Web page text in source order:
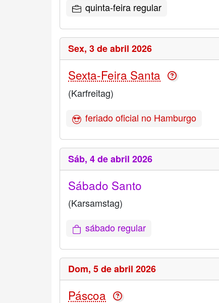
quinta-feira regular
Sex, 3 de abril 2026
Sexta-Feira Santa
(Karfreitag)
feriado oficial no Hamburgo
Sáb, 4 de abril 2026
Sábado Santo
(Karsamstag)
sábado regular
Dom, 5 de abril 2026
Páscoa